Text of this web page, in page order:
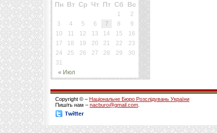
Пн Вт Ср Чт Пт Сб Вс
« Июл
1
2
3
4 5 6 7 8
9
10
11 12 13 14 15
16
17
18 19 20 21 22
23
24
25 26 27 28 29
30
31
Copyright © – Національне Бюро Розслідувань України
Пишіть нам – nacburo@gmail.com